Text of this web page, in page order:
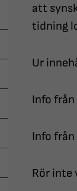
att
tidning
Ur
Info
Info
Rör inte